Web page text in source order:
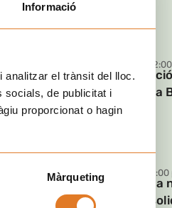
Informació
analitzar el trànsit del lloc.
socials, de publicitat i
proporcionat o hagin
Màrqueting
05
SEP
09:30 am -
Nueva
la Gorra!” a
Breda
DOM
06
SEP
11:00 am - 06:00
Vuelve una
Jornada